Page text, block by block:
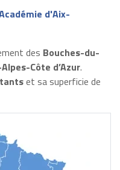
d'Aix-
des Bouches-du-
Côte d’Azur.
et sa superficie de